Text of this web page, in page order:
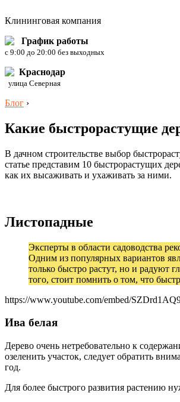
Клининговая компания
График работы
c 9:00 до 20:00 без выходных
Краснодар
улица Северная
Блог ›
Какие быстрорастущие
В дачном строительстве выбор
статье представим 10 быстрорастущих
как их высаживать и ухаживать за ними.
Листопадные
Эксперты в области садоводства
Одним из популярных вариантов
только быстро растут, но и радуют
того, стоит помнить о том, что
https://www.youtube.com/embed/
Ива белая
Дерево очень нетребовательно к
озеленить участок, следует обратить
год.
Для более быстрого развития растению